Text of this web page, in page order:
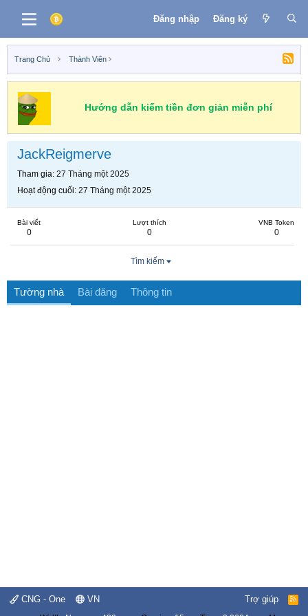
Đăng nhập Đăng ký
Trang Chủ Thành Viên
Hướng dẫn kiếm tiền đơn giản miễn phí
JackReigmerve
Tham gia 27 Tháng một 2025
Hoạt động cuối 27 Tháng một 2025
Bài viết
0
Lượt thích
0
VNB Token
0
Tìm kiếm
Tường nhà Bài đăng Thông tin
CNG - One VN Trợ giúp
R